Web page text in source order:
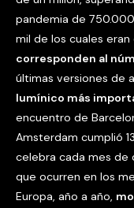
pandemia de
mil de los cuales eran
corresponden al
últimas versiones de
lumínico más
encuentro de
Amsterdam cumplió
celebra cada mes de
que ocurren en los
Europa, año a año,